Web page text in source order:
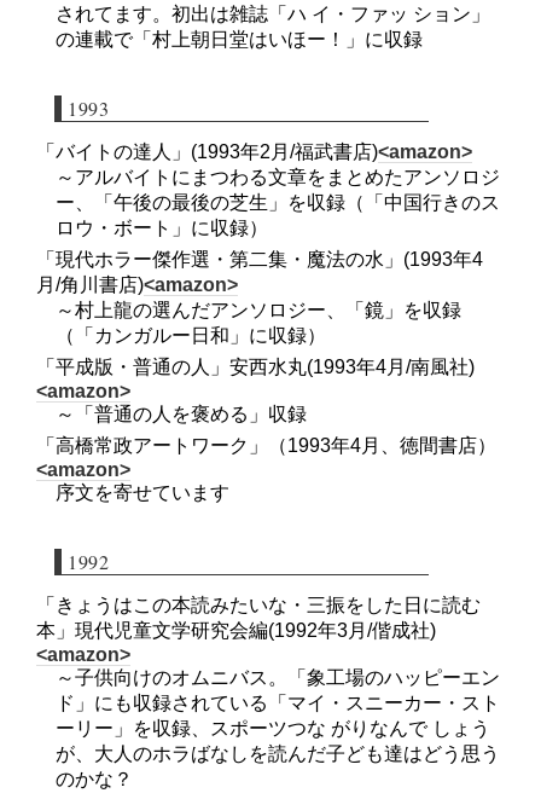
されてます。初出は雑誌「ハ イ・ファッ ション」
の連載で「村上朝日堂はいほー！」に収録
1993
「バイトの達人」(1993年2月/福武書店)<amazon>
～アルバイトにまつわる文章をまとめたアンソロジ
ー、「午後の最後の芝生」を収録（「中国行きのス
ロウ・ボート」に収録）
「現代ホラー傑作選・第二集・魔法の水」(1993年4
月/角川書店)<amazon>
～村上龍の選んだアンソロジー、「鏡」を収録
（「カンガルー日和」に収録）
「平成版・普通の人」安西水丸(1993年4月/南風社)
<amazon>
～「普通の人を褒める」収録
「高橋常政アートワーク」（1993年4月、徳間書店）
<amazon>
序文を寄せています
1992
「きょうはこの本読みたいな・三振をした日に読む
本」現代児童文学研究会編(1992年3月/偕成社)
<amazon>
～子供向けのオムニバス。「象工場のハッピーエン
ド」にも収録されている「マイ・スニーカー・スト
ーリー」を収録、スポーツつな がりなんで しょう
が、大人のホラばなしを読んだ子ども達はどう思う
のかな？